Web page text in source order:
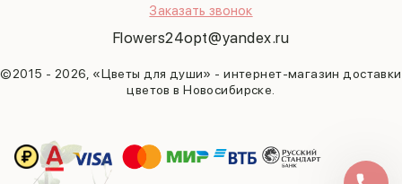
Заказать звонок
Flowers24opt@yandex.ru
©2015 - 2026, «Цветы для души» - интернет-магазин доставки
цветов в Новосибирске.